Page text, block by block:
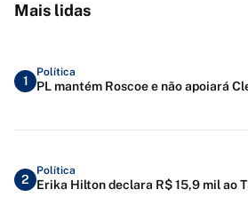
Mais lidas
1
Política
PL mantém Roscoe e não apoiará
2
Política
Erika Hilton declara R$ 15,9 mil ao